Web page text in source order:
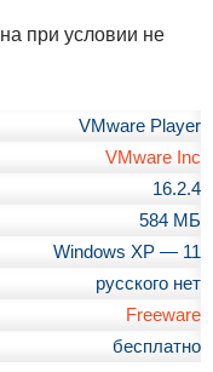
при условии не
VMware Player
VMware Inc
16.2.4
584 МБ
Windows XP — 11
русского нет
Freeware
бесплатно